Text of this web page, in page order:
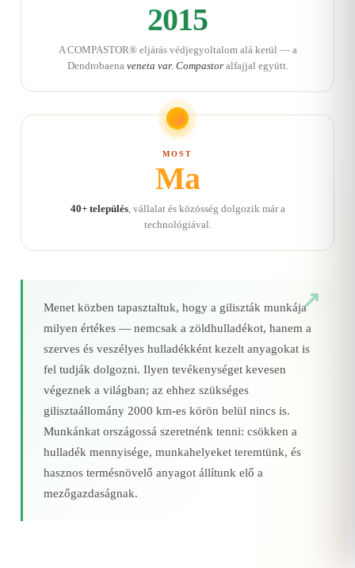
2015
A COMPASTOR® eljárás védjegyoltalom alá kerül — a
Dendrobaena veneta var. Compastoralfajjal együtt.
MOST
Ma
40+ település, vállalat és közösség dolgozik már a
technológiával.
Menet közben tapasztaltuk, hogy a giliszták munkája
milyen értékes — nemcsak a zöldhulladékot, hanem a
szerves és veszélyes hulladékként kezelt anyagokat is
fel tudják dolgozni. Ilyen tevékenységet kevesen
végeznek a világban; az ehhez szükséges
gilisztaállomány 2000 km‑es körön belül nincs is.
Munkánkat országossá szeretnénk tenni: csökken a
hulladék mennyisége, munkahelyeket teremtünk, és
hasznos termésnövelő anyagot állítunk elő a
mezőgazdaságnak.